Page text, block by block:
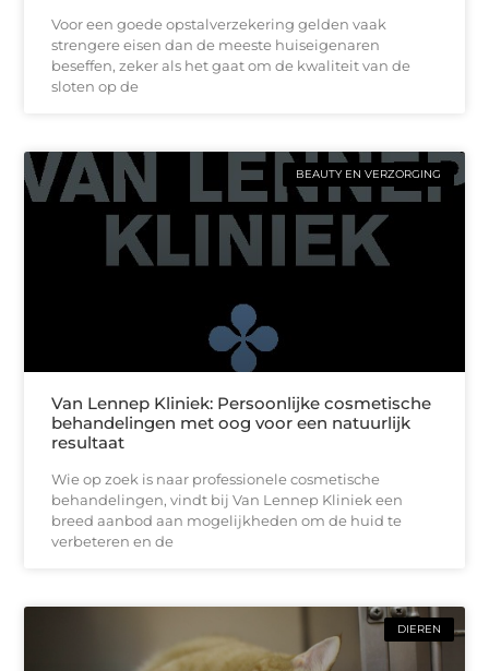
Voor een goede opstalverzekering gelden vaak
strengere eisen dan de meeste huiseigenaren
beseffen, zeker als het gaat om de kwaliteit van de
sloten op de
BEAUTY EN VERZORGING
Van Lennep Kliniek: Persoonlijke cosmetische
behandelingen met oog voor een natuurlijk
resultaat
Wie op zoek is naar professionele cosmetische
behandelingen, vindt bij Van Lennep Kliniek een
breed aanbod aan mogelijkheden om de huid te
verbeteren en de
DIEREN